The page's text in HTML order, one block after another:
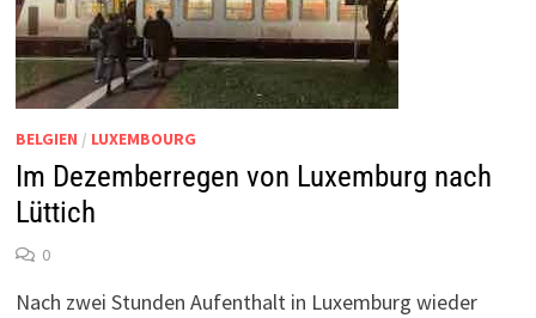
BELGIEN / LUXEMBOURG
Im Dezemberregen von Luxemburg nach
Lüttich
0
Nach zwei Stunden Aufenthalt in Luxemburg wieder